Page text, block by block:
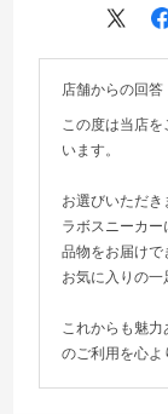
店舗からの回答
この度は当店
います。
お選びいただ
ラボスニーカ
品物をお届けで
お気に入りの一
これからも魅
のご利用を心よ